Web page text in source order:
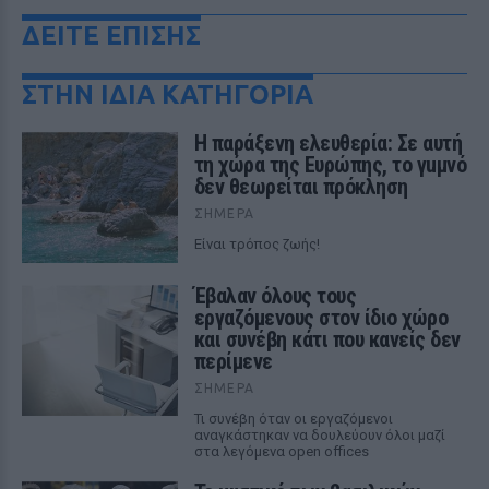
ΔΕΙΤΕ ΕΠΙΣΗΣ
ΣΤΗΝ ΙΔΙΑ ΚΑΤΗΓΟΡΙΑ
Η παράξενη ελευθερία: Σε αυτή
τη χώρα της Ευρώπης, το γuμνό
δεν θεωρείται πρόκληση
ΣΉΜΕΡΑ
Είναι τρόπος ζωής!
Έβαλαν όλους τους
εργαζόμενους στον ίδιο χώρο
και συνέβη κάτι που κανείς δεν
περίμενε
ΣΉΜΕΡΑ
Τι συνέβη όταν οι εργαζόμενοι
αναγκάστηκαν να δουλεύουν όλοι μαζί
στα λεγόμενα open offices